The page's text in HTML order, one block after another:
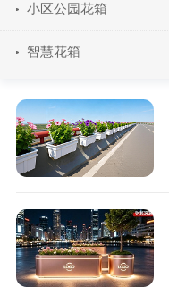
小区公园花箱
智慧花箱